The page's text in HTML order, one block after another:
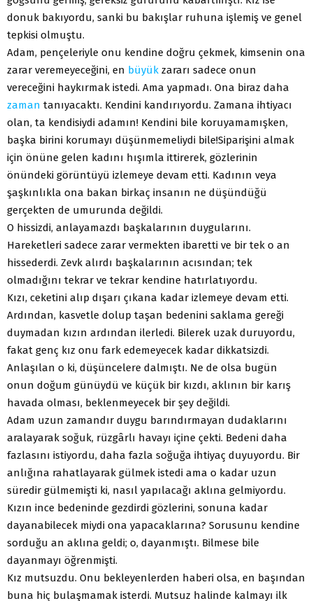
donuk bakıyordu, sanki bu bakışlar ruhuna işlemiş ve genel
tepkisi olmuştu.
Adam, pençeleriyle onu kendine doğru çekmek, kimsenin ona
zarar veremeyeceğini, en büyük zararı sadece onun
vereceğini haykırmak istedi. Ama yapmadı. Ona biraz daha
zaman tanıyacaktı. Kendini kandırıyordu. Zamana ihtiyacı
olan, ta kendisiydi adamın! Kendini bile koruyamamışken,
başka birini korumayı düşünmemeliydi bile!Siparişini almak
için önüne gelen kadını hışımla ittirerek, gözlerinin
önündeki görüntüyü izlemeye devam etti. Kadının veya
şaşkınlıkla ona bakan birkaç insanın ne düşündüğü
gerçekten de umurunda değildi.
O hissizdi, anlayamazdı başkalarının duygularını.
Hareketleri sadece zarar vermekten ibaretti ve bir tek o an
hissederdi. Zevk alırdı başkalarının acısından; tek
olmadığını tekrar ve tekrar kendine hatırlatıyordu.
Kızı, ceketini alıp dışarı çıkana kadar izlemeye devam etti.
Ardından, kasvetle dolup taşan bedenini saklama gereği
duymadan kızın ardından ilerledi. Bilerek uzak duruyordu,
fakat genç kız onu fark edemeyecek kadar dikkatsizdi.
Anlaşılan o ki, düşüncelere dalmıştı. Ne de olsa bugün
onun doğum günüydü ve küçük bir kızdı, aklının bir karış
havada olması, beklenmeyecek bir şey değildi.
Adam uzun zamandır duygu barındırmayan dudaklarını
aralayarak soğuk, rüzgârlı havayı içine çekti. Bedeni daha
fazlasını istiyordu, daha fazla soğuğa ihtiyaç duyuyordu. Bir
anlığına rahatlayarak gülmek istedi ama o kadar uzun
süredir gülmemişti ki, nasıl yapılacağı aklına gelmiyordu.
Kızın ince bedeninde gezdirdi gözlerini, sonuna kadar
dayanabilecek miydi ona yapacaklarına? Sorusunu kendine
sorduğu an aklına geldi; o, dayanmıştı. Bilmese bile
dayanmayı öğrenmişti.
Kız mutsuzdu. Onu bekleyenlerden haberi olsa, en başından
buna hiç bulaşmamak isterdi. Mutsuz halinde kalmayı ilk